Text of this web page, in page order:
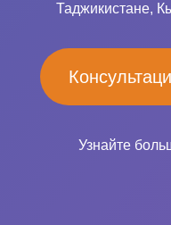
Таджикистане,
Узнайте